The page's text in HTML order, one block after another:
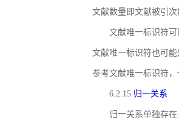
文献数量即文献被引
文献唯一标识符
文献唯一标识符也可
参考文献唯一标识符
6.2.15 归一关系
归一关系单独存